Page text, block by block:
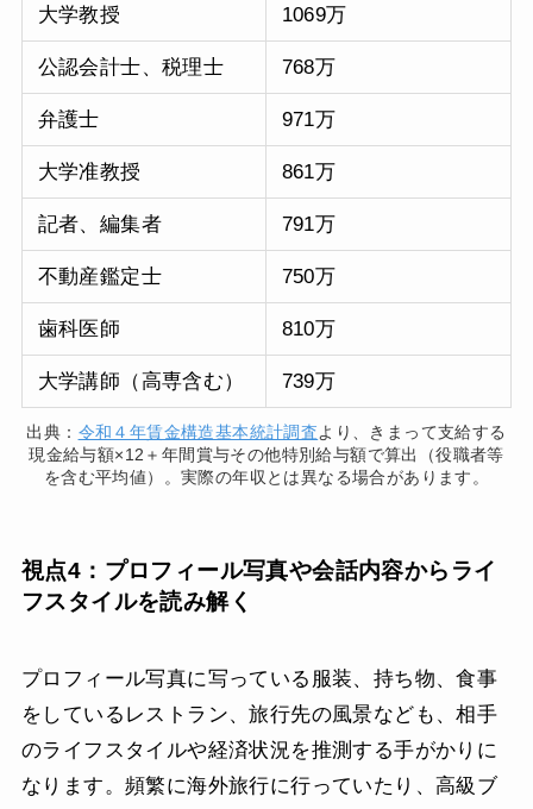
大学教授 1069万
公認会計士、税理士 768万
弁護士 971万
大学准教授 861万
記者、編集者 791万
不動産鑑定士 750万
歯科医師 810万
大学講師（高専含む） 739万
出典： 令和４年賃金構造基本統計調査 より、きまって支給する
現金給与額×12＋年間賞与その他特別給与額で算出（役職者等
を含む平均値）。実際の年収とは異なる場合があります。
視点4：プロフィール写真や会話内容からライ
フスタイルを読み解く
プロフィール写真に写っている服装、持ち物、食事
をしているレストラン、旅行先の風景なども、相手
のライフスタイルや経済状況を推測する手がかりに
なります。頻繁に海外旅行に行っていたり、高級ブ